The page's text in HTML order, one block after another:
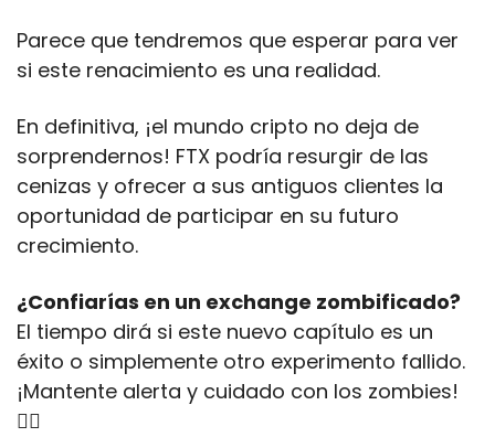
Parece que tendremos que esperar para ver
si este renacimiento es una realidad.
En definitiva, ¡el mundo cripto no deja de
sorprendernos! FTX podría resurgir de las
cenizas y ofrecer a sus antiguos clientes la
oportunidad de participar en su futuro
crecimiento.
¿Confiarías en un exchange zombificado?
El tiempo dirá si este nuevo capítulo es un
éxito o simplemente otro experimento fallido.
¡Mantente alerta y cuidado con los zombies!
🧟‍♂️